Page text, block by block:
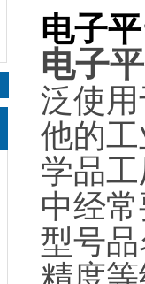
电子
电子
泛使
他的
学品
中经
型号